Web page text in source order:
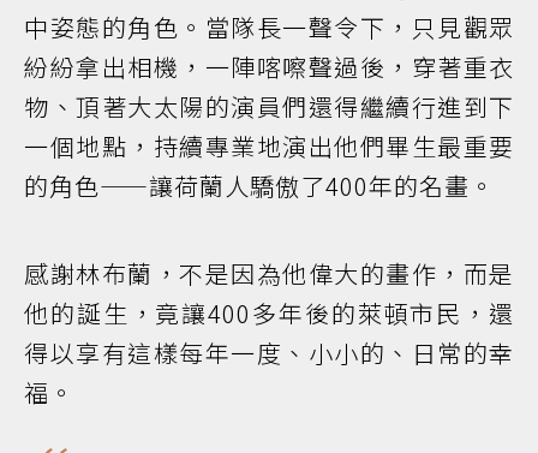
中姿態的角色。當隊長一聲令下，只見觀眾
紛紛拿出相機，一陣喀嚓聲過後，穿著重衣
物、頂著大太陽的演員們還得繼續行進到下
一個地點，持續專業地演出他們畢生最重要
的角色——讓荷蘭人驕傲了400年的名畫。
感謝林布蘭，不是因為他偉大的畫作，而是
他的誕生，竟讓400多年後的萊頓市民，還
得以享有這樣每年一度、小小的、日常的幸
福。